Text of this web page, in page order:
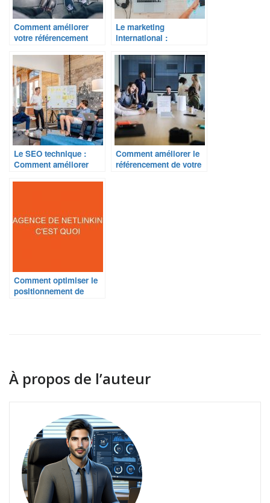
Comment améliorer
votre référencement
Le marketing
international :
nouveaux marchés ?
Le SEO technique :
Comment améliorer
Comment améliorer le
référencement de votre
Comment optimiser le
positionnement de
À propos de l’auteur